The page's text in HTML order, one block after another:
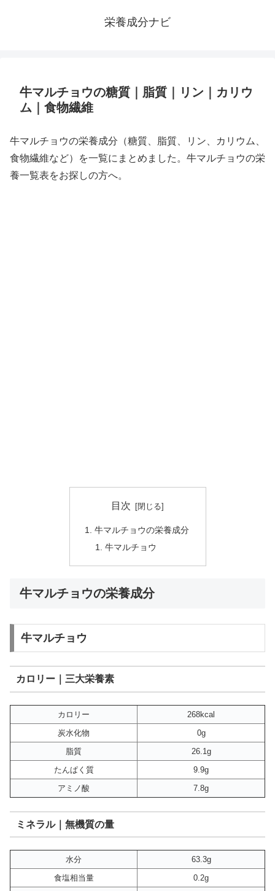
栄養成分ナビ
牛マルチョウの糖質｜脂質｜リン｜カリウ
ム｜食物繊維
牛マルチョウの栄養成分（糖質、脂質、リン、カリウム、
食物繊維など）を一覧にまとめました。牛マルチョウの栄
養一覧表をお探しの方へ。
目次
牛マルチョウの栄養成分
牛マルチョウ
牛マルチョウの栄養成分
牛マルチョウ
カロリー｜三大栄養素
カロリー
268kcal
炭水化物
0g
脂質
26.1g
たんぱく質
9.9g
アミノ酸
7.8g
ミネラル｜無機質の量
水分
63.3g
食塩相当量
0.2g